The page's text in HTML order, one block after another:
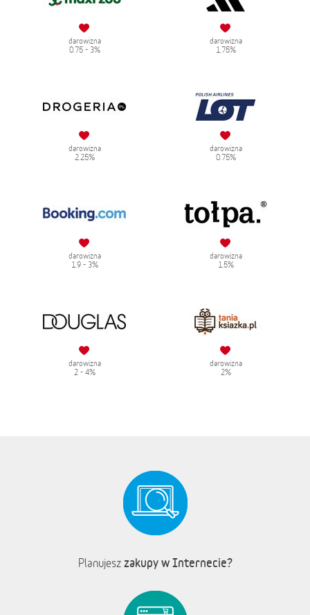
darowizna
0.75 - 3%
darowizna
1.75%
darowizna
2.25%
darowizna
0.75%
darowizna
1.9 - 3%
darowizna
1.5%
darowizna
2 - 4%
darowizna
2%
Planujesz zakupy w Internecie?